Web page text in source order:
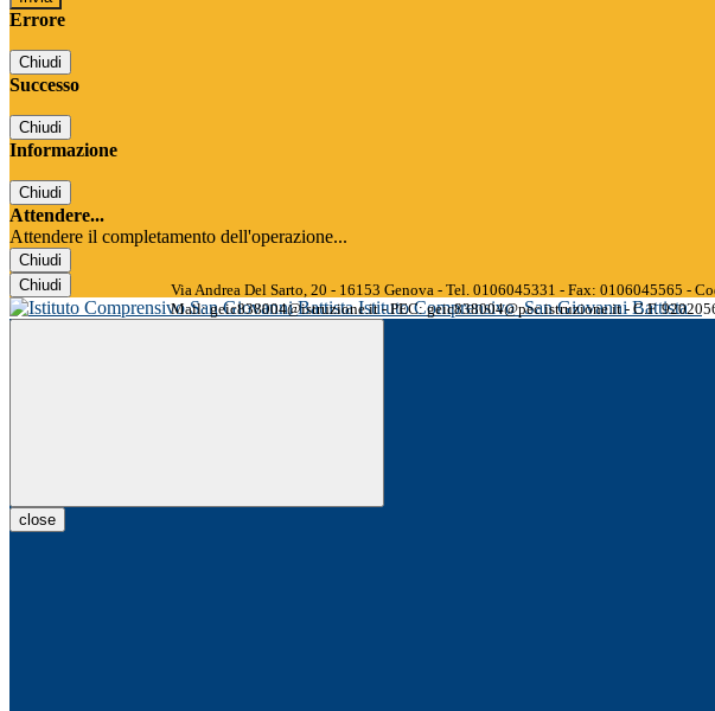
Errore
Chiudi
Successo
Chiudi
Informazione
Chiudi
Attendere...
Attendere il completamento dell'operazione...
Chiudi
Chiudi
Istituto Comprensivo San Giovanni Battista
Via Andrea Del Sarto, 20 - 16153 Genova - Tel. 0106045331 - Fax: 0106045565 -
Mail: geic838004@istruzione.it - PEC: geic838004@pec.istruzione.it - C.F.
close